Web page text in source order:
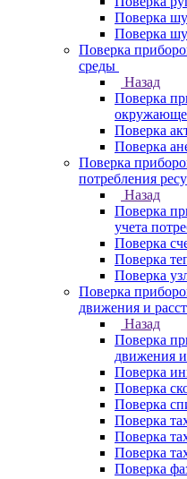
Поверка
Поверка
Поверка
среды
Назад
Поверка
Поверка
Поверка
Поверка
потребления
Назад
Поверка
учета
Поверка
Поверка
Поверка
Поверка
движения и
Назад
Поверка
движения
Поверка
Поверка
Поверка
Поверка
Поверка
Поверка
Поверка